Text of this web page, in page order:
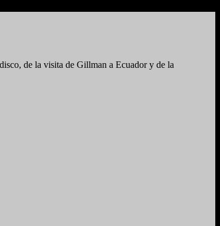
de la visita de Gillman a Ecuador y de la